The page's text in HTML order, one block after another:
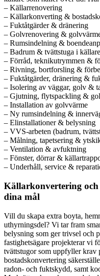
– Källarrenovering
– Källarkonverting &
– Fuktåtgärder & dränering
– Golvrenovering &
– Rumsindelning &
– Badrum & tvättstuga i källare
– Förråd, teknikutrymmen &
– Rivning, bortforsling &
– Fuktåtgärder, dränering &
– Isolering av väggar, golv &
– Gjutning, flytspackling &
– Installation av golvvärme
– Ny rumsindelning &
– Elinstallationer & belysning
– VVS-arbeten (badrum,
– Målning, tapetsering &
– Ventilation & avfuktning
– Fönster, dörrar &
– Underhåll, service &
Källarkonvertering
dina mål
Vill du skapa extra boyta,
uthyrningsdel? Vi tar fram
belysning som ger trivsel och
fastighetsägare projekterar vi
tvättstugor som uppfyller
bostadskonvertering
radon- och fuktskydd, samt